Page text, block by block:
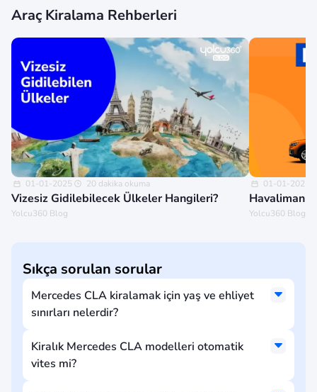
Araç Kiralama Rehberleri
01-01-2025 20 dakika okuma
Vizesiz Gidilebilecek Ülkeler Hangileri?
Yolcu360 Blog
01-01-2025
Yolcu360 Blog
Sıkça sorulan sorular
Mercedes CLA kiralamak için yaş ve ehliyet
sınırları nelerdir?
Kiralık Mercedes CLA modelleri otomatik
vites mi?